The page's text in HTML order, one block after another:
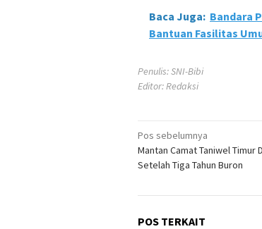
Baca Juga: Bandara
Bantuan Fasilitas
Penulis: SNI-Bibi
Editor: Redaksi
Navigasi
pos
Pos sebelumnya
Mantan Camat Taniwel Timur
Setelah Tiga Tahun Buron
POS TERKAIT